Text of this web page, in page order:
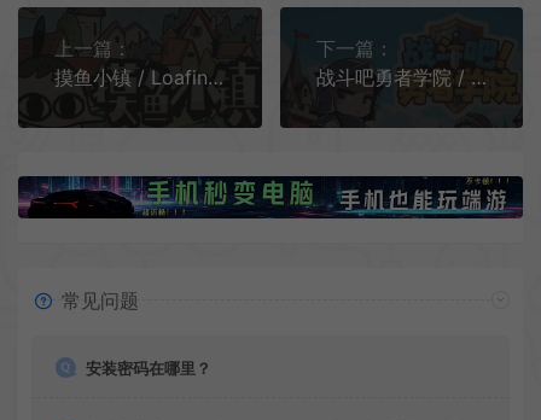
上一篇：
摸鱼小镇 / Loafing Town 桌面放置挂机游戏
下一篇：
战斗吧勇者学院 / Battle On Hero Academy 桌面模拟经营挂机游戏
常见问题
安装密码在哪里？